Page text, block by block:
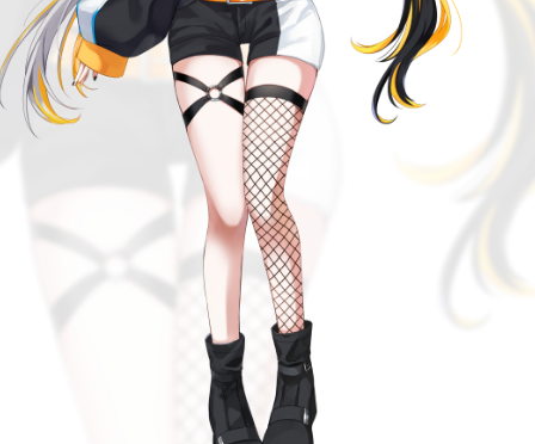
TOP
LIVER
NEWS
GOODS
GUIDELINE